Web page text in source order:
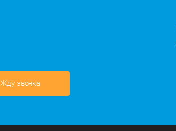
Жду звонка